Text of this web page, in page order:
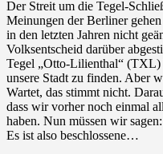
Der Streit um die Tegel-
Meinungen der Berliner
in den letzten Jahren nicht
Volksentscheid darüber
Tegel „Otto-Lilienthal“
unsere Stadt zu finden. Aber
Wartet, das stimmt nicht.
dass wir vorher noch einmal
haben. Nun müssen wir
Es ist also beschlossene…